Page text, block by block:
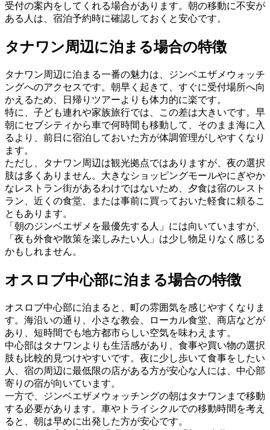
受付の案内をしてくれる場合があります。朝の移動に不安が
ある人は、宿泊予約時に確認しておくと安心です。
タナワン周辺に泊まる場合の特徴
タナワン周辺に泊まる一番の魅力は、ジンベエザメウォッチ
ングへのアクセスです。朝早く起きて、すぐに受付場所へ向
かえるため、日帰りツアーよりも体力的に楽です。
特に、子ども連れや家族旅行では、この差は大きいです。早
朝にセブシティから車で何時間も移動して、そのまま海に入
るより、前日に宿泊しておいた方が体調管理がしやすくなり
ます。
ただし、タナワン周辺は観光拠点ではありますが、夜の選択
肢は多くありません。大きなショッピングモールやにぎやか
なレストラン街があるわけではないため、夕食は宿のレスト
ラン、近くの食堂、または事前に買っておいた軽食に頼るこ
ともあります。
「朝のジンベエザメを最優先する人」には向いていますが、
「夜も外食や散策を楽しみたい人」は少し物足りなく感じる
かもしれません。
オスロブ中心部に泊まる場合の特徴
オスロブ中心部に泊まると、町の雰囲気を感じやすくなりま
す。海沿いの通り、小さな教会、ローカル食堂、商店などが
あり、短時間でも地方都市らしい空気を味わえます。
中心部はタナワンよりも生活感があり、食事や買い物の選択
肢も比較的見つけやすいです。夜に少し歩いて食事をしたい
人、宿の周辺に最低限の店がある方が安心な人には、中心部
寄りの宿が向いています。
一方で、ジンベエザメウォッチングの朝はタナワンまで移動
する必要があります。車やトライシクルでの移動時間を考え
ると、朝は早めに出発した方が安心です。